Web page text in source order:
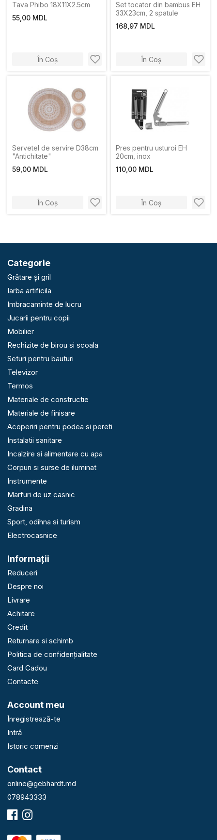
Tava Phibo 18X11X2.5сm
55,00 MDL
În Coș
Set tocator din bambus EH
33X23cm, 2 spatule
168,97 MDL
În Coș
Servetel de servire D38cm
"Antichitate"
59,00 MDL
În Coș
Pres pentru usturoi EH
20cm, inox
110,00 MDL
În Coș
Categorie
Grătare și gril
Iarba artificila
Imbracaminte de lucru
Jucarii pentru copii
Mobilier
Rechizite de birou si scoala
Seturi pentru bauturi
Televizor
Termos
Materiale de constructie
Materiale de finisare
Acoperiri pentru podea si pereti
Instalatii sanitare
Incalzire si alimentare cu apa
Corpuri si surse de iluminat
Instrumente
Marfuri de uz casnic
Gradina
Sport, odihna si turism
Electrocasnice
Informaţii
Reduceri
Despre noi
Livrare
Achitare
Credit
Returnare si schimb
Politica de confidențialitate
Card Cadou
Contacte
Account meu
Înregistrează-te
Intră
Istoric comenzi
Contact
online@gebhardt.md
078943333